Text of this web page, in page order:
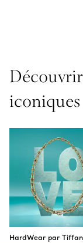
HardWear par